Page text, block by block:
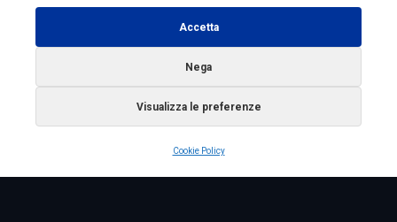
Accetta
Nega
Visualizza le preferenze
Cookie Policy
10/08/1982 - Direttore Responsabile:MANUELA
Testata Giornalistica Sportiva: reg. Tribunale Di
Campobasso n. 224 del 4/5/1996 - Direttore Responsabile:
ANTONIO DI LALLO
Radio Tele Molise s.r.l. - P.IVA 00213640709